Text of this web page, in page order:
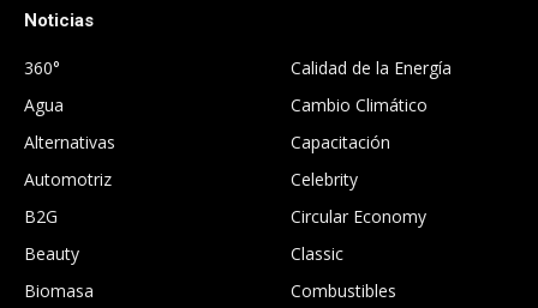
Noticias
360°
Agua
Alternativas
Automotriz
B2G
Beauty
Biomasa
Calidad de la Energía
Cambio Climático
Capacitación
Celebrity
Circular Economy
Classic
Combustibles